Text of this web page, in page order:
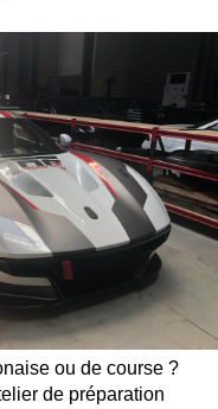
ou de course ?
de préparation